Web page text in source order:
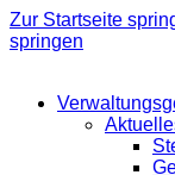
Zur Startseite
springen